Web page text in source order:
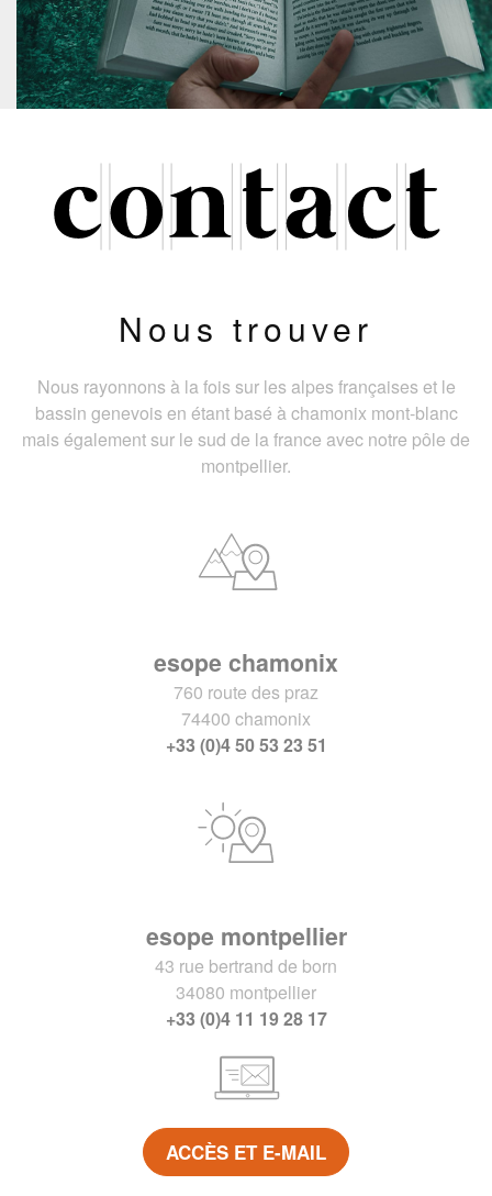
Nous trouver
Nous rayonnons à la fois sur les alpes françaises et le
bassin genevois en étant basé à chamonix mont-blanc
mais également sur le sud de la france avec notre pôle de
montpellier.
esope chamonix
760 route des praz
74400 chamonix
+33 (0)4 50 53 23 51
esope montpellier
43 rue bertrand de born
34080 montpellier
+33 (0)4 11 19 28 17
ACCÈS ET E-MAIL